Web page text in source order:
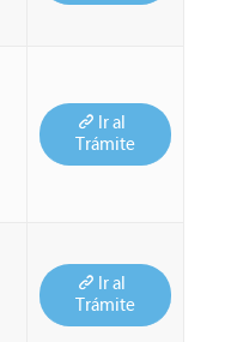
Ir al
Trámite
Ir al
Trámite